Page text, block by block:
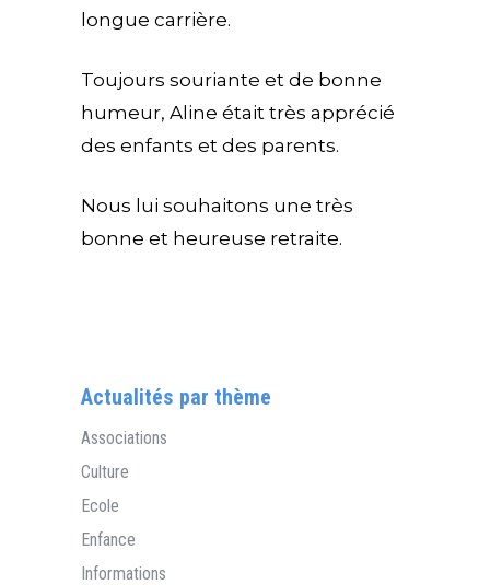
longue carrière.
Toujours souriante et de bonne
humeur, Aline était très apprécié
des enfants et des parents.
Nous lui souhaitons une très
bonne et heureuse retraite.
Actualités par thème
Associations
Culture
Ecole
Enfance
Informations